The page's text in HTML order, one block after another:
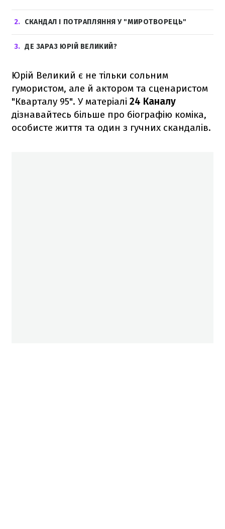
2 СКАНДАЛ І ПОТРАПЛЯННЯ У "МИРОТВОРЕЦЬ"
3 ДЕ ЗАРАЗ ЮРІЙ ВЕЛИКИЙ?
Юрій Великий є не тільки сольним
гумористом, але й актором та сценаристом
"Кварталу 95". У матеріалі 24 Каналу
дізнавайтесь більше про біографію коміка,
особисте життя та один з гучних скандалів.